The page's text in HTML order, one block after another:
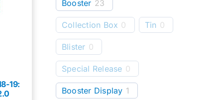
19:
Booster 23
Collection Box 0 Tin 0
Blister 0
Special Release 0
Booster Display 1